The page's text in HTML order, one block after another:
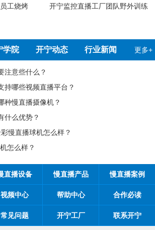
厂团队野外训练
学院 开宁动态 行业新闻 更多+
直播设备 慢直播产品 慢直播案例
视频中心 帮助中心 合作必读
常见问题 开宁工厂 联系开宁